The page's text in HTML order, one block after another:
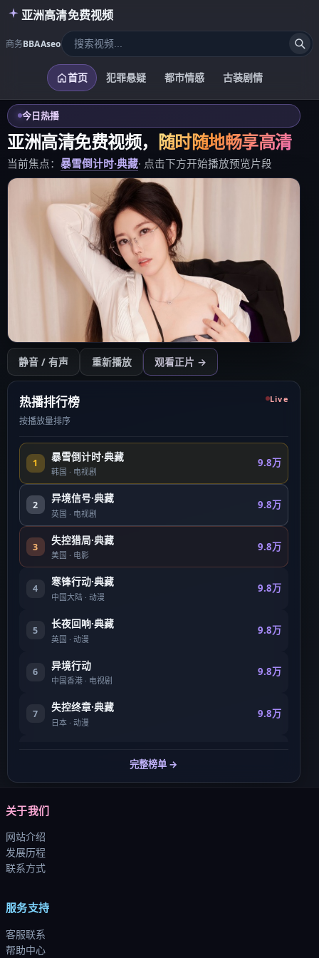
亚洲高清免费视频
首页 犯罪悬疑 都市情感 古装剧情
商务BBAAseo
今日热播
亚洲高清免费视频， 随时随地畅享高清
当前焦点： 暴雪倒计时·典藏· 点击下方开始播放预览片段
开始播放
点击后开始（需用户操作以符合浏览器策略）
静音 / 有声 重新播放 观看正片 →
热播排行榜
按播放量排序
Live
1
暴雪倒计时·典藏
韩国 · 电视剧
9.8万
2
异境信号·典藏
英国 · 电视剧
9.8万
3
失控猎局·典藏
美国 · 电影
9.8万
4
寒锋行动·典藏
中国大陆 ·动漫
9.8万
5
长夜回响·典藏
英国 ·动漫
9.8万
6
异境行动
中国香港 · 电视剧
9.8万
7
失控终章·典藏
日本 ·动漫
9.8万
完整榜单 →
关于我们
网站介绍
发展历程
联系方式
服务支持
客服联系
帮助中心